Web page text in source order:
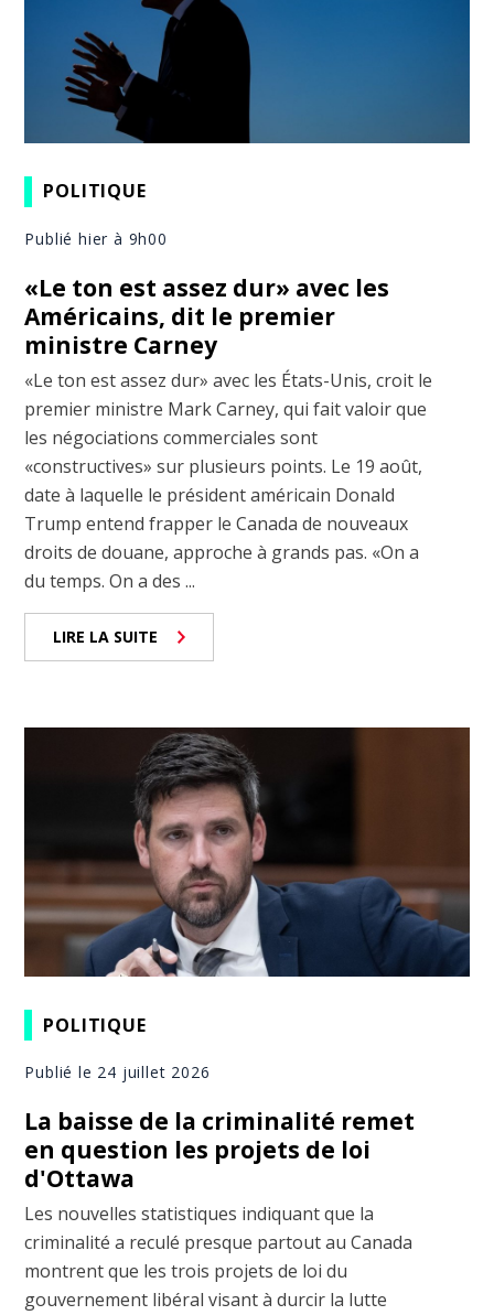
POLITIQUE
Publié hier à 9h00
«Le ton est assez dur» avec les
Américains, dit le premier
ministre Carney
«Le ton est assez dur» avec les États-Unis, croit le
premier ministre Mark Carney, qui fait valoir que
les négociations commerciales sont
«constructives» sur plusieurs points. Le 19 août,
date à laquelle le président américain Donald
Trump entend frapper le Canada de nouveaux
droits de douane, approche à grands pas. «On a
du temps. On a des ...
LIRE LA SUITE
POLITIQUE
Publié le 24 juillet 2026
La baisse de la criminalité remet
en question les projets de loi
d'Ottawa
Les nouvelles statistiques indiquant que la
criminalité a reculé presque partout au Canada
montrent que les trois projets de loi du
gouvernement libéral visant à durcir la lutte